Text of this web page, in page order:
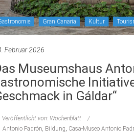
Gran Canaria Kultur
Februar 2026
Museumshaus
in Gáldar“
Veröffentlicht von: Wochenblatt
Antonio Padrón, Bildung, Casa-Museo Antonio